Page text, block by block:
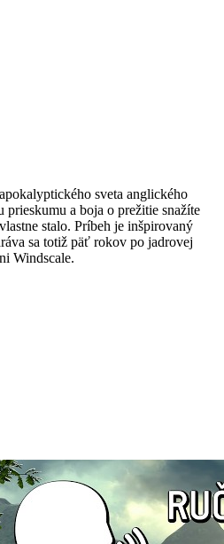
sveta anglického
a boja o prežitie snažíte
stalo. Príbeh je inšpirovaný
sa totiž päť rokov po jadrovej
Windscale.